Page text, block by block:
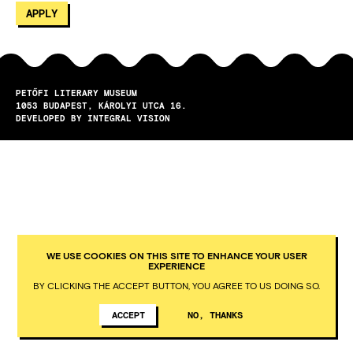
PETŐFI LITERARY MUSEUM
1053
BUDAPEST
KÁROLYI UTCA 16.
DEVELOPED BY INTEGRAL VISION
WE USE COOKIES ON THIS SITE TO ENHANCE YOUR USER
EXPERIENCE
BY CLICKING THE ACCEPT BUTTON, YOU AGREE TO US DOING SO.
ACCEPT NO, THANKS